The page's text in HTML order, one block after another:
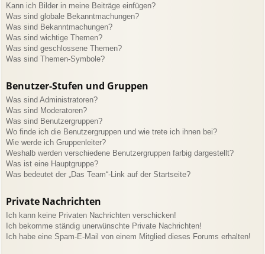
Kann ich Bilder in meine Beiträge einfügen?
Was sind globale Bekanntmachungen?
Was sind Bekanntmachungen?
Was sind wichtige Themen?
Was sind geschlossene Themen?
Was sind Themen-Symbole?
Benutzer-Stufen und Gruppen
Was sind Administratoren?
Was sind Moderatoren?
Was sind Benutzergruppen?
Wo finde ich die Benutzergruppen und wie trete ich ihnen bei?
Wie werde ich Gruppenleiter?
Weshalb werden verschiedene Benutzergruppen farbig dargestellt?
Was ist eine Hauptgruppe?
Was bedeutet der „Das Team“-Link auf der Startseite?
Private Nachrichten
Ich kann keine Privaten Nachrichten verschicken!
Ich bekomme ständig unerwünschte Private Nachrichten!
Ich habe eine Spam-E-Mail von einem Mitglied dieses Forums erhalten!